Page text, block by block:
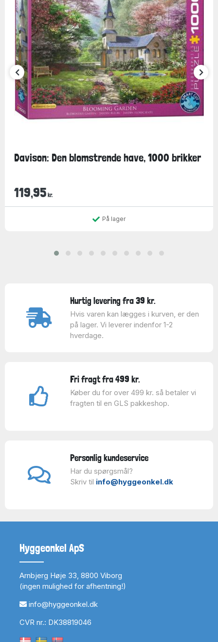
Davison: Den blomstrende have, 1000 brikker
119,95 kr.
På lager
Hurtig levering fra 39 kr.
Hvis varen kan lægges i kurven, er den
på lager. Vi leverer indenfor 1-2
hverdage.
Fri fragt fra 499 kr.
Køber du for over 499 kr. så betaler vi
fragten til en GLS pakkeshop.
Personlig kundeservice
Har du spørgsmål?
Skriv til info@hyggeonkel.dk
Hyggeonkel ApS
Arnbjerg Høje 33, 8800 Viborg
(ingen mulighed for afhentning!)
info@hyggeonkel.dk
CVR nr.: DK38819046